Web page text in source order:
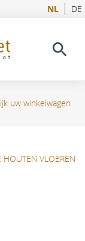
NL DE
uw winkelwagen
HOUTEN VLOEREN